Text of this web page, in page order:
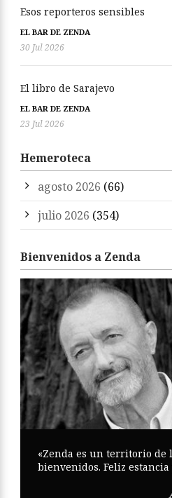
Esos reporteros sensibles
EL BAR DE ZENDA
30 Jul 2026
El libro de Sarajevo
EL BAR DE ZENDA
23 Jul 2026
Hemeroteca
agosto 2026 (66)
julio 2026 (354)
Bienvenidos a Zenda
«Zenda es un territorio de
bienvenidos. Feliz